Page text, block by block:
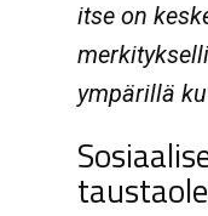
itse on
ympärillä